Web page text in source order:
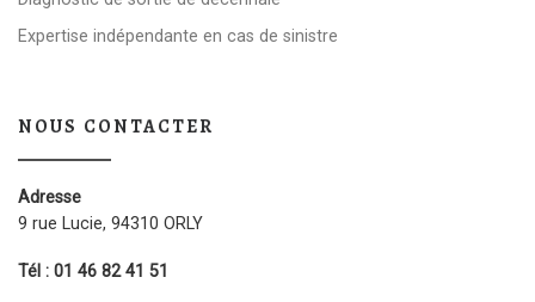
Expertise indépendante en cas de sinistre
NOUS CONTACTER
Adresse
9 rue Lucie, 94310 ORLY
Tél : 01 46 82 41 51